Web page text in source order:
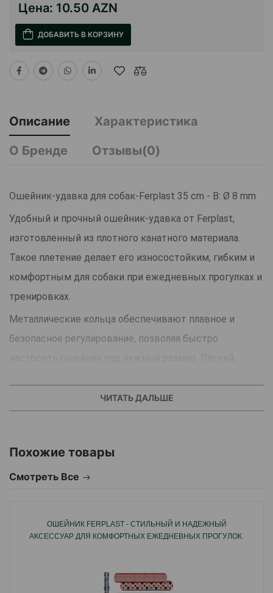
Цена: 10.50 AZN
ДОБАВИТЬ В КОРЗИНУ
Описание
Характеристика
О Бренде
Отзывы(0)
Ошейник-удавка для собак-Ferplast 35 cm - B: Ø 8 mm
Удобный и прочный ошейник-удавка от Ferplast,
изготовленный из плотного канатного материала.
Такое плетение делает его износостойким, гибким и
комфортным для собаки при ежедневных прогулках и
тренировках.
Металлические кольца обеспечивают плавное и
безопасное регулирование, позволяя быстро
активных и хорошо управляющихся собак.
ЧИТАТЬ ДАЛЬШЕ
Похожие товары
Смотреть Все
ОШЕЙНИК FERPLAST - СТИЛЬНЫЙ И НАДЕЖНЫЙ
АКСЕССУАР ДЛЯ КОМФОРТНЫХ ЕЖЕДНЕВНЫХ ПРОГУЛОК.